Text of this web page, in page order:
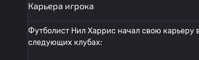
Карьера игрока
Футболист Нил Харрис начал свою карьеру
следующих клубах: